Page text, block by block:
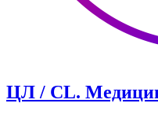
ЦЛ / CL.